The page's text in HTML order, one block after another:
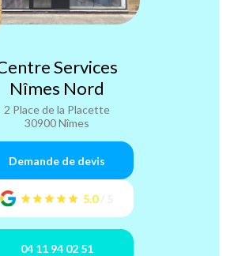
Services
Nîmes Nord
2 Place de la Placette
30900 Nîmes
5.0
Demande de devis
04 11 94 02 51